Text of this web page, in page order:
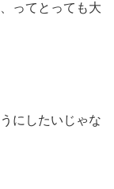
ってとっても大
にしたいじゃな